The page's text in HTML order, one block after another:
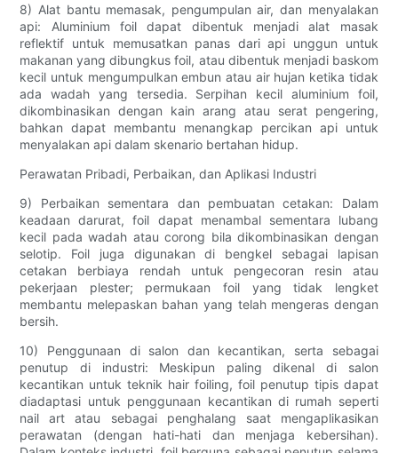
8) Alat bantu memasak, pengumpulan air, dan menyalakan
api: Aluminium foil dapat dibentuk menjadi alat masak
reflektif untuk memusatkan panas dari api unggun untuk
makanan yang dibungkus foil, atau dibentuk menjadi baskom
kecil untuk mengumpulkan embun atau air hujan ketika tidak
ada wadah yang tersedia. Serpihan kecil aluminium foil,
dikombinasikan dengan kain arang atau serat pengering,
bahkan dapat membantu menangkap percikan api untuk
menyalakan api dalam skenario bertahan hidup.
Perawatan Pribadi, Perbaikan, dan Aplikasi Industri
9) Perbaikan sementara dan pembuatan cetakan: Dalam
keadaan darurat, foil dapat menambal sementara lubang
kecil pada wadah atau corong bila dikombinasikan dengan
selotip. Foil juga digunakan di bengkel sebagai lapisan
cetakan berbiaya rendah untuk pengecoran resin atau
pekerjaan plester; permukaan foil yang tidak lengket
membantu melepaskan bahan yang telah mengeras dengan
bersih.
10) Penggunaan di salon dan kecantikan, serta sebagai
penutup di industri: Meskipun paling dikenal di salon
kecantikan untuk teknik hair foiling, foil penutup tipis dapat
diadaptasi untuk penggunaan kecantikan di rumah seperti
nail art atau sebagai penghalang saat mengaplikasikan
perawatan (dengan hati-hati dan menjaga kebersihan).